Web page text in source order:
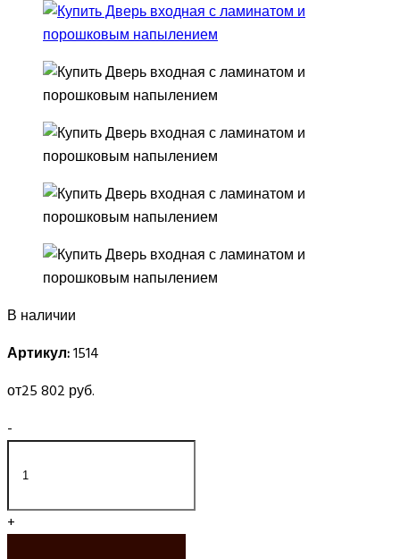
В наличии
Артикул:1514
от25 802 руб.
-
+